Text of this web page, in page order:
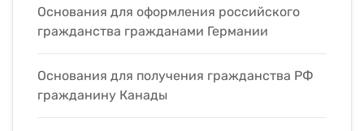
Основания для оформления российского
гражданства гражданами Германии
Основания для получения гражданства РФ
гражданину Канады